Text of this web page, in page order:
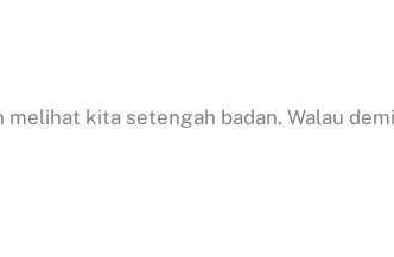
kita setengah badan. Walau